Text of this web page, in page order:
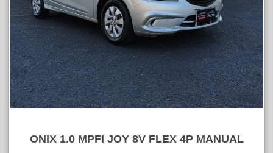
ONIX 1.0 MPFI JOY 8V FLEX 4P MANUAL